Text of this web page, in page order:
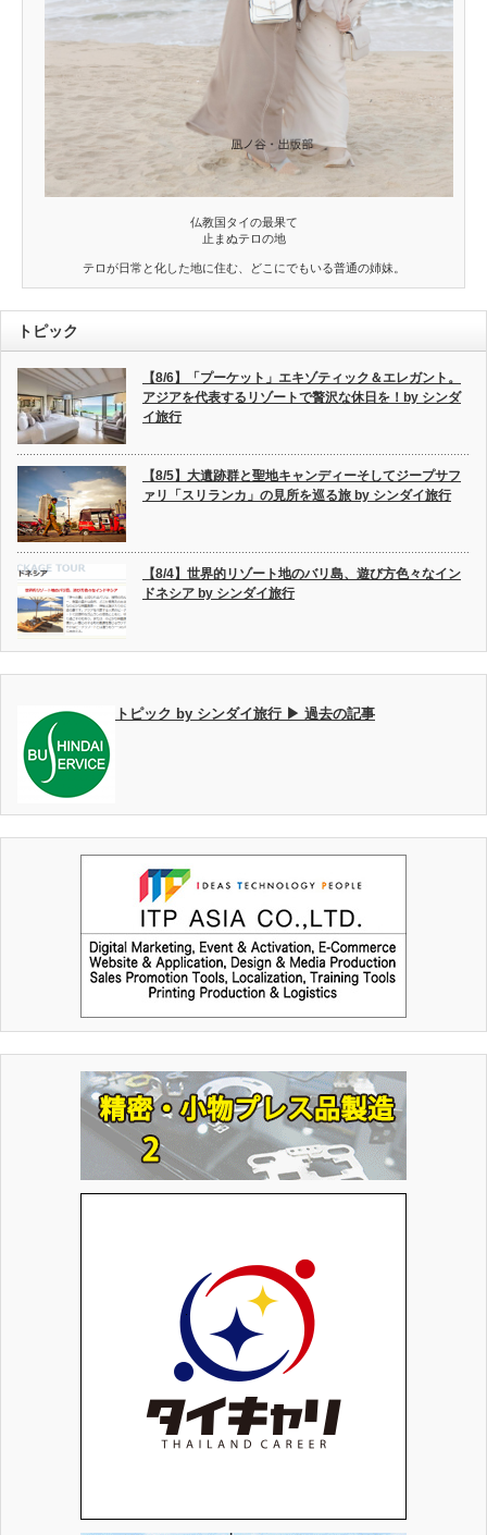
仏教国タイの最果て
止まぬテロの地
テロが日常と化した地に住む、どこにでもいる普通の姉妹。
トピック
【8/6】「プーケット」エキゾティック＆エレガント。
アジアを代表するリゾートで贅沢な休日を！by シンダ
イ旅行
【8/5】大遺跡群と聖地キャンディーそしてジープサフ
ァリ「スリランカ」の見所を巡る旅 by シンダイ旅行
【8/4】世界的リゾート地のバリ島、遊び方色々なイン
ドネシア by シンダイ旅行
トピック by シンダイ旅行 ▶ 過去の記事